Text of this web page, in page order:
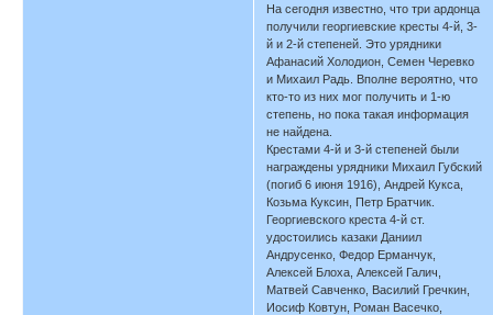
На сегодня известно, что три ардонца
получили георгиевские кресты 4-й, 3-
й и 2-й степеней. Это урядники
Афанасий Холодион, Семен Черевко
и Михаил Радь. Вполне вероятно, что
кто-то из них мог получить и 1-ю
степень, но пока такая информация
не найдена.
Крестами 4-й и 3-й степеней были
награждены урядники Михаил Губский
(погиб 6 июня 1916), Андрей Кукса,
Козьма Куксин, Петр Братчик.
Георгиевского креста 4-й ст.
удостоились казаки Даниил
Андрусенко, Федор Ерманчук,
Алексей Блоха, Алексей Галич,
Матвей Савченко, Василий Гречкин,
Иосиф Ковтун, Роман Васечко,